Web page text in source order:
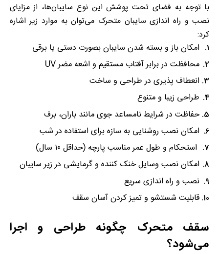
با توجه به فضای تحت پوشش این نوع سایبان‌ها، از مزایای
نصب و راه اندازی سایبان متحرک می‌توان به موارد زیر اشاره
کرد:
امکان باز و بسته شدن سایبان بصورت دستی یا برقی
محافظت در برابر آفتاب مستقیم و اشعه مضر UV
انعطاف پذیری در طراحی و ساخت
طراحی زیبا و متنوع
حفاظت در شرایط نامساعد جوی مانند باران، برف
امکان نصب روشنایی به سازه برای استفاده در شب
استحکام و طول عمر مناسب پارچه (حداقل ۱۰ سال)
امکان نصب وسایل خنک کننده و گرمایشی در زیر سایبان
نصب و راه اندازی سریع
قابلیت شستشو و تمیز کردن آسان سقف
سقف متحرک چگونه طراحی و اجرا
می‌شود؟